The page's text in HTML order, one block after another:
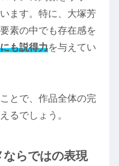
ます。特に、大塚芳
素の中でも存在感を
も説得力を与えてい
とで、作品全体の完
るでしょう。
らではの表現